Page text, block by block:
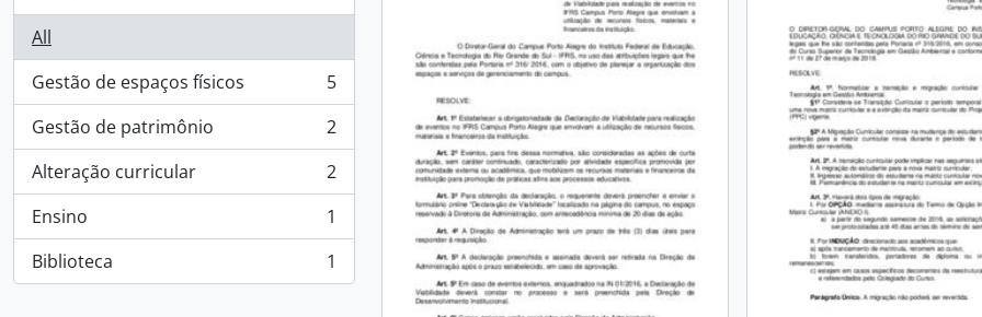
All
Gestão de espaços físicos
, 5 results
5
Gestão de patrimônio
, 2 results
2
Alteração curricular
, 2 results
2
Ensino
, 1 results
1
Biblioteca
, 1 results 1